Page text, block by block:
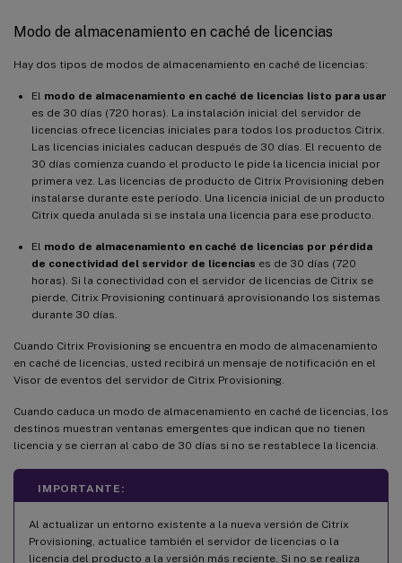
Modo de almacenamiento en caché de licencias
Hay dos tipos de modos de almacenamiento en caché de licencias:
El modo de almacenamiento en caché de licencias listo para usar
es de 30 días (720 horas). La instalación inicial del servidor de
licencias ofrece licencias iniciales para todos los productos Citrix.
Las licencias iniciales caducan después de 30 días. El recuento de
30 días comienza cuando el producto le pide la licencia inicial por
primera vez. Las licencias de producto de Citrix Provisioning deben
instalarse durante este período. Una licencia inicial de un producto
Citrix queda anulada si se instala una licencia para ese producto.
El modo de almacenamiento en caché de licencias por pérdida
de conectividad del servidor de licencias es de 30 días (720
horas). Si la conectividad con el servidor de licencias de Citrix se
pierde, Citrix Provisioning continuará aprovisionando los sistemas
durante 30 días.
Cuando Citrix Provisioning se encuentra en modo de almacenamiento
en caché de licencias, usted recibirá un mensaje de notificación en el
Visor de eventos del servidor de Citrix Provisioning.
Cuando caduca un modo de almacenamiento en caché de licencias, los
destinos muestran ventanas emergentes que indican que no tienen
licencia y se cierran al cabo de 30 días si no se restablece la licencia.
IMPORTANTE:
Al actualizar un entorno existente a la nueva versión de Citrix
Provisioning, actualice también el servidor de licencias o la
licencia del producto a la versión más reciente. Si no se realiza